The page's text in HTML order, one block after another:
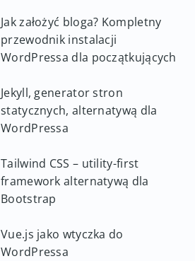
Jak założyć bloga? Kompletny
przewodnik instalacji
WordPressa dla początkujących
Jekyll, generator stron
statycznych, alternatywą dla
WordPressa
Tailwind CSS – utility-first
framework alternatywą dla
Bootstrap
Vue.js jako wtyczka do
WordPressa